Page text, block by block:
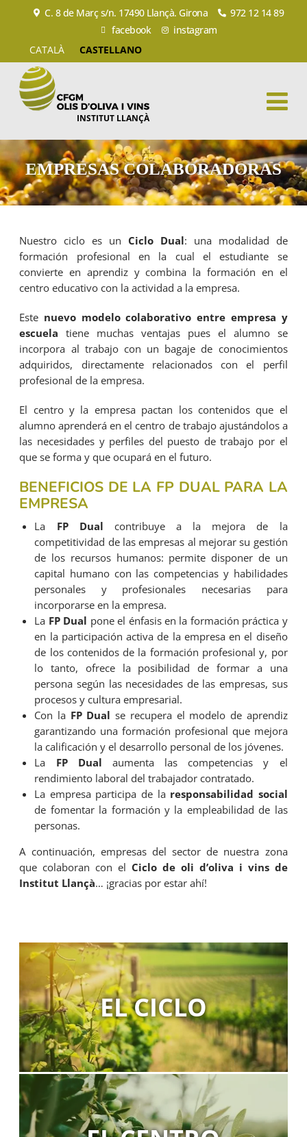
C. 8 de Març s/n. 17490 Llançà. Girona
972 12 14 89
facebook
instagram
CATALÀ
CASTELLANO
INSTITUT LLANÇÀ
EMPRESAS COLABORADORAS
Nuestro ciclo es un Ciclo Dual: una modalidad de
formación profesional en la cual el estudiante se
convierte en aprendiz y combina la formación en el
centro educativo con la actividad a la empresa.
Este nuevo modelo colaborativo entre empresa y
escuela tiene muchas ventajas pues el alumno se
incorpora al trabajo con un bagaje de conocimientos
adquiridos, directamente relacionados con el perfil
profesional de la empresa.
El centro y la empresa pactan los contenidos que el
alumno aprenderá en el centro de trabajo ajustándolos a
las necesidades y perfiles del puesto de trabajo por el
que se forma y que ocupará en el futuro.
BENEFICIOS DE LA FP DUAL PARA LA
EMPRESA
La FP Dual contribuye a la mejora de la
competitividad de las empresas al mejorar su gestión
de los recursos humanos: permite disponer de un
capital humano con las competencias y habilidades
personales y profesionales necesarias para
incorporarse en la empresa.
La FP Dual pone el énfasis en la formación práctica y
en la participación activa de la empresa en el diseño
de los contenidos de la formación profesional y, por
lo tanto, ofrece la posibilidad de formar a una
persona según las necesidades de las empresas, sus
procesos y cultura empresarial.
Con la FP Dual se recupera el modelo de aprendiz
garantizando una formación profesional que mejora
la calificación y el desarrollo personal de los jóvenes.
La FP Dual aumenta las competencias y el
rendimiento laboral del trabajador contratado.
La empresa participa de la responsabilidad social
de fomentar la formación y la empleabilidad de las
personas.
A continuación, empresas del sector de nuestra zona
que colaboran con el Ciclo de oli d’oliva i vins de
Institut Llançà… ¡gracias por estar ahí!
EL CICLO